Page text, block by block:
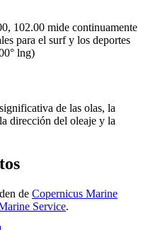
102.00 mide continuamente
para el surf y los deportes
° lng)
de las olas, la
dirección del oleaje y la
de Copernicus Marine
Service.